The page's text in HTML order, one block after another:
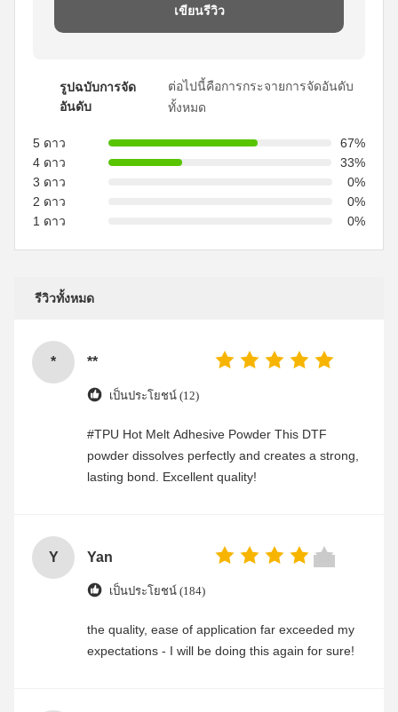
เขียนรีวิว
รูปฉบับการจัด
อันดับ
ต่อไปนี้คือการกระจายการจัดอันดับ
ทั้งหมด
5 ดาว
67%
4 ดาว
33%
3 ดาว
0%
2 ดาว
0%
1 ดาว
0%
รีวิวทั้งหมด
* **
เป็นประโยชน์ (12)
#TPU Hot Melt Adhesive Powder This DTF
powder dissolves perfectly and creates a strong,
lasting bond. Excellent quality!
Y Yan
เป็นประโยชน์ (184)
the quality, ease of application far exceeded my
expectations - I will be doing this again for sure!